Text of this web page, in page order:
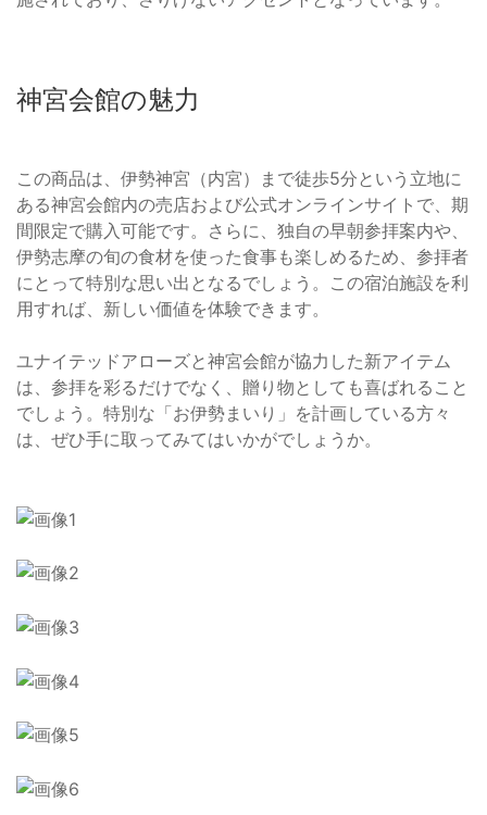
神宮会館の魅力
この商品は、伊勢神宮（内宮）まで徒歩5分という立地に
ある神宮会館内の売店および公式オンラインサイトで、期
間限定で購入可能です。さらに、独自の早朝参拝案内や、
伊勢志摩の旬の食材を使った食事も楽しめるため、参拝者
にとって特別な思い出となるでしょう。この宿泊施設を利
用すれば、新しい価値を体験できます。
ユナイテッドアローズと神宮会館が協力した新アイテム
は、参拝を彩るだけでなく、贈り物としても喜ばれること
でしょう。特別な「お伊勢まいり」を計画している方々
は、ぜひ手に取ってみてはいかがでしょうか。